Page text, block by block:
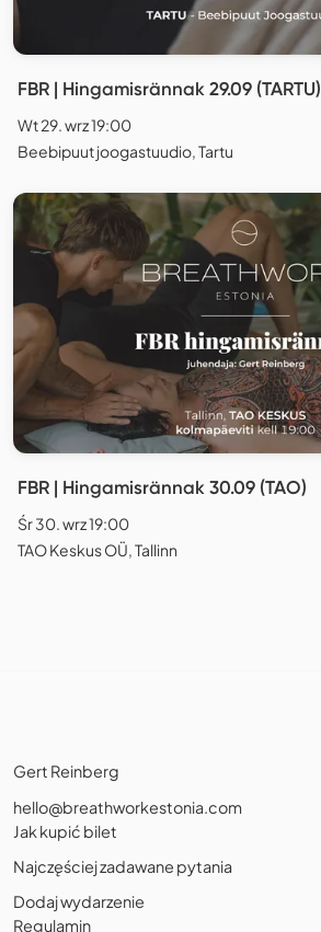
FBR | Hingamisrännak 29.09 (TARTU)
Wt 29. wrz 19:00
Beebipuut joogastuudio, Tartu
FBR | Hingamisrännak 30.09 (TAO)
Śr 30. wrz 19:00
TAO Keskus OÜ, Tallinn
Gert Reinberg
hello@breathworkestonia.com
Jak kupić bilet
Najczęściej zadawane pytania
Dodaj wydarzenie
Regulamin